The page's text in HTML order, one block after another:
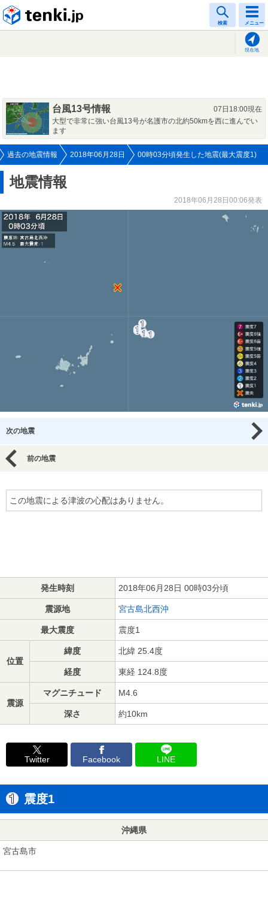
検索 メニュー
現在地
台風13号情報
07日18:00現在
大型で非常に強い台風13号が名護市の北約50kmを西に進んでい
ます
過去の地震情報 2018年06月28日 00時03分頃発生した地震(最大震度1)
地震情報
2018年06月28日00:06発表
次の地震
前の地震
この地震による津波の心配はありません。
発生時刻 2018年06月28日 00時03分頃
震源地 宮古島北西沖
最大震度 震度1
位置
緯度 北緯 25.4度
経度 東経 124.8度
震源
マグニチュード M4.6
深さ 約10km
Twitter Facebook LINE
震度1
沖縄県
宮古島市